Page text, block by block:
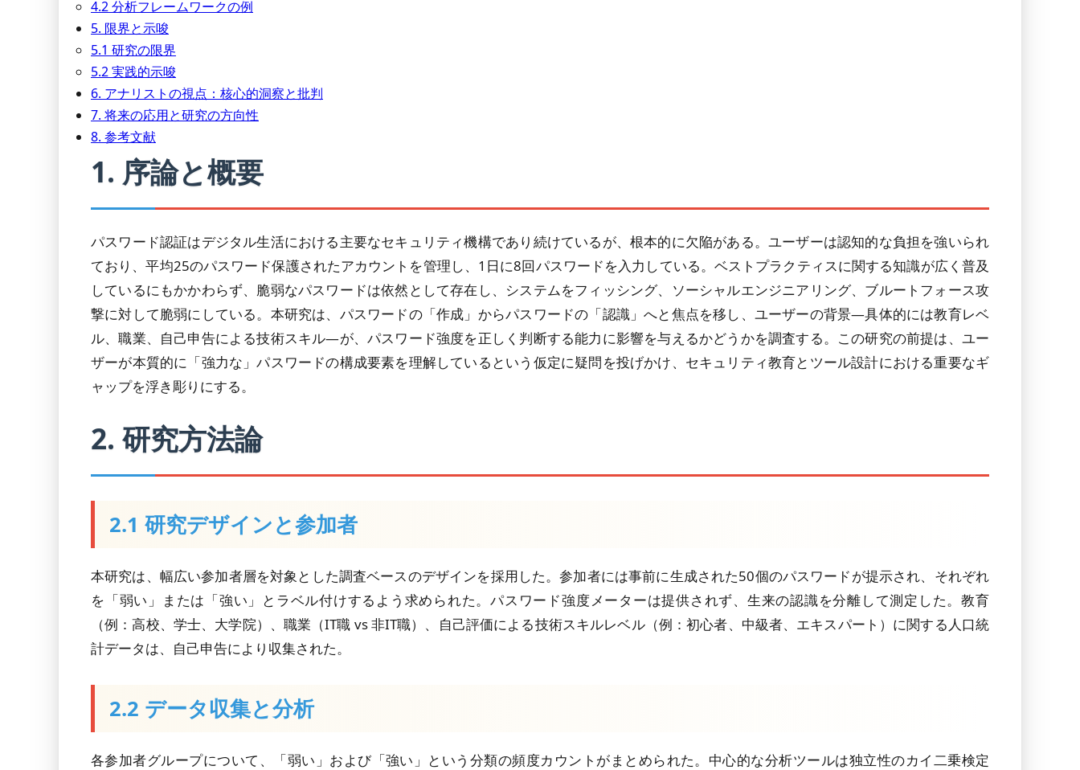
4.2 分析フレームワークの例
5. 限界と示唆
5.1 研究の限界
5.2 実践的示唆
6. アナリストの視点：核心的洞察と批判
7. 将来の応用と研究の方向性
8. 参考文献
1. 序論と概要
パスワード認証はデジタル生活における主要なセキュリティ機構であり続けているが、根本的に欠陥がある。ユーザーは認知的な負担を強いられ
ており、平均25のパスワード保護されたアカウントを管理し、1日に8回パスワードを入力している。ベストプラクティスに関する知識が広く普及
しているにもかかわらず、脆弱なパスワードは依然として存在し、システムをフィッシング、ソーシャルエンジニアリング、ブルートフォース攻
撃に対して脆弱にしている。本研究は、パスワードの「作成」からパスワードの「認識」へと焦点を移し、ユーザーの背景―具体的には教育レベ
ル、職業、自己申告による技術スキル―が、パスワード強度を正しく判断する能力に影響を与えるかどうかを調査する。この研究の前提は、ユー
ザーが本質的に「強力な」パスワードの構成要素を理解しているという仮定に疑問を投げかけ、セキュリティ教育とツール設計における重要なギ
ャップを浮き彫りにする。
2. 研究方法論
2.1 研究デザインと参加者
本研究は、幅広い参加者層を対象とした調査ベースのデザインを採用した。参加者には事前に生成された50個のパスワードが提示され、それぞれ
を「弱い」または「強い」とラベル付けするよう求められた。パスワード強度メーターは提供されず、生来の認識を分離して測定した。教育
（例：高校、学士、大学院）、職業（IT職 vs 非IT職）、自己評価による技術スキルレベル（例：初心者、中級者、エキスパート）に関する人口統
計データは、自己申告により収集された。
2.2 データ収集と分析
各参加者グループについて、「弱い」および「強い」という分類の頻度カウントがまとめられた。中心的な分析ツールは独立性のカイ二乗検定